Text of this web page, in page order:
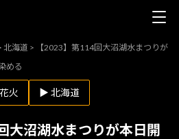
北海道 >
【2023】第114回大沼湖水まつりが
める
火 ▶ 北海道
大沼湖水まつりが本日開